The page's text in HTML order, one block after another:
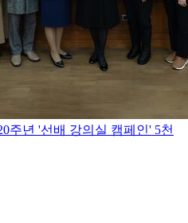
주년 '선배 강의실 캠페인' 5천